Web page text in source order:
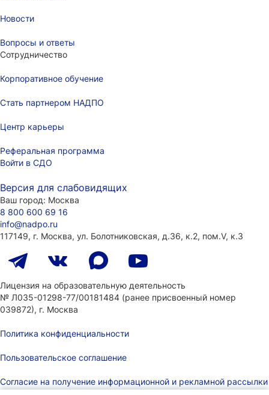
Новости
Вопросы и ответы
Сотрудничество
Корпоративное обучение
Стать партнером НАДПО
Центр карьеры
Реферальная программа
Войти в СДО
Версия для слабовидящих
Ваш город: Москва
8 800 600 69 16
info@nadpo.ru
117149, г. Москва, ул. Болотниковская, д.36, к.2, пом.V, к.3
Лицензия на образовательную деятельность
№ Л035-01298-77/00181484 (ранее присвоенный номер
039872), г. Москва
Политика конфиденциальности
Пользовательское соглашение
Согласие на получение информационной и рекламной рассылки